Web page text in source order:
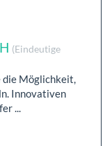
(Eindeutige
die Möglichkeit,
Innovativen
...